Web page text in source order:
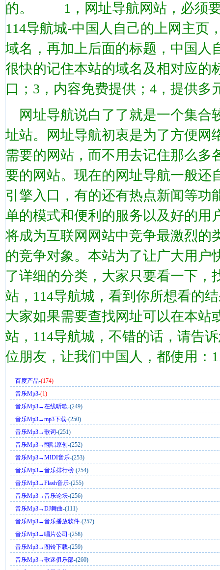
的。 1，网址导航网站，必须要
114导航城-中国人自己的上网主页
域名，再加上后面的标题，中国人
很快的记住本站的域名及相对应的
口；3，内容免费提供；4，提供多
网址导航说白了了就是一个集合
址站。网址导航初衷是为了方便网
需要的网站，而不用去记住那么多
要的网站。现在的网址导航一般还
引擎入口，有的还有热点新闻等功
单的模式和便利的服务以及好的用
将成为互联网网站中竞争最激烈的
的竞争对象。本站为了让广大用户
了详细的分类，大家只要看一下，
站，114导航城，看到你所想看的
大家如果需要查找网址可以在本站
站，114导航城，不错的话，请告
位朋友，让我们中国人，都使用：
百度产品-(174)
音乐Mp3-(1)
音乐Mp3→在线听歌-(249)
音乐Mp3→mp3下载-(250)
音乐Mp3→歌词-(251)
音乐Mp3→翻唱原创 -(252)
音乐Mp3→MIDI音乐-(253)
音乐Mp3→音乐排行榜-(254)
音乐Mp3→Flash音乐-(255)
音乐Mp3→音乐论坛-(256)
音乐Mp3→DJ舞曲-(111)
音乐Mp3→音乐播放软件-(257)
音乐Mp3→唱片公司 -(258)
音乐Mp3→图铃下载-(259)
音乐Mp3→歌迷俱乐部-(260)